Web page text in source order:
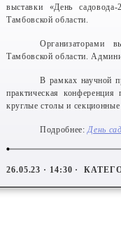
выставки «День
Тамбовской области.
Организаторами
Тамбовской области.
В рамках научной
практическая
круглые столы и
Подробнее:День
26.05.23 · 14:30 ·